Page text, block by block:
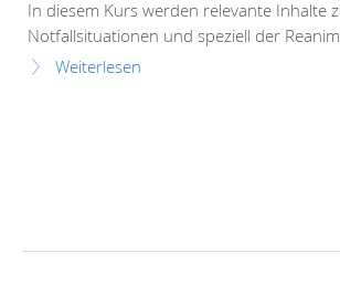
In diesem Kurs werden relevante Inhalte
Notfallsituationen und speziell der
Weiterlesen